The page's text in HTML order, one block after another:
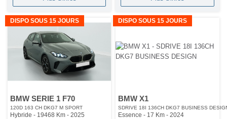
DISPO SOUS 15 JOURS
BMW SERIE 1 F70
120D 163 CH DKG7 M SPORT
Hybride - 19468 Km - 2025
DISPO SOUS 15 JOURS
BMW X1
SDRIVE 18I 136CH DKG7 BUSINESS
Essence - 17 Km- 2024